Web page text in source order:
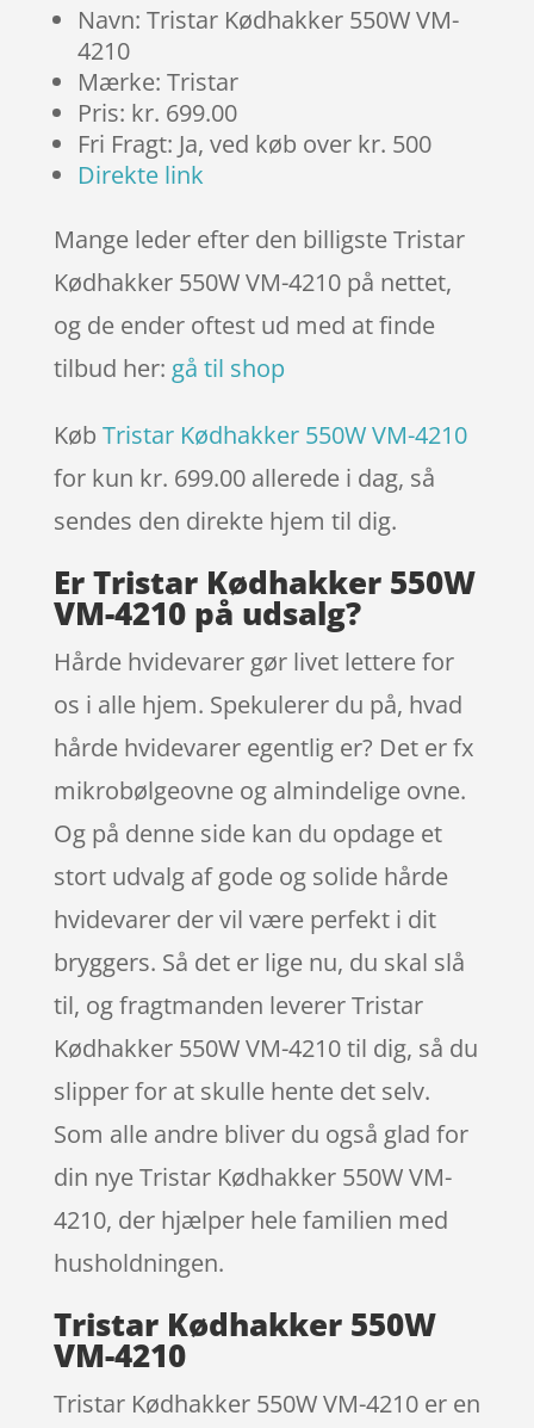
Navn: Tristar Kødhakker 550W VM-
4210
Mærke: Tristar
Pris: kr. 699.00
Fri Fragt: Ja, ved køb over kr. 500
Direkte link
Mange leder efter den billigste Tristar
Kødhakker 550W VM-4210 på nettet,
og de ender oftest ud med at finde
tilbud her: gå til shop
Køb Tristar Kødhakker 550W VM-4210
for kun kr. 699.00 allerede i dag, så
sendes den direkte hjem til dig.
Er Tristar Kødhakker 550W
VM-4210 på udsalg?
Hårde hvidevarer gør livet lettere for
os i alle hjem. Spekulerer du på, hvad
hårde hvidevarer egentlig er? Det er fx
mikrobølgeovne og almindelige ovne.
Og på denne side kan du opdage et
stort udvalg af gode og solide hårde
hvidevarer der vil være perfekt i dit
bryggers. Så det er lige nu, du skal slå
til, og fragtmanden leverer Tristar
Kødhakker 550W VM-4210 til dig, så du
slipper for at skulle hente det selv.
Som alle andre bliver du også glad for
din nye Tristar Kødhakker 550W VM-
4210, der hjælper hele familien med
husholdningen.
Tristar Kødhakker 550W
VM-4210
Tristar Kødhakker 550W VM-4210 er en